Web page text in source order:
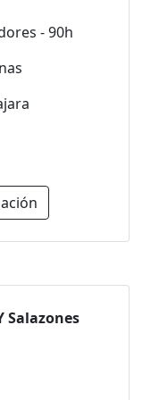
- 90h
Salazones